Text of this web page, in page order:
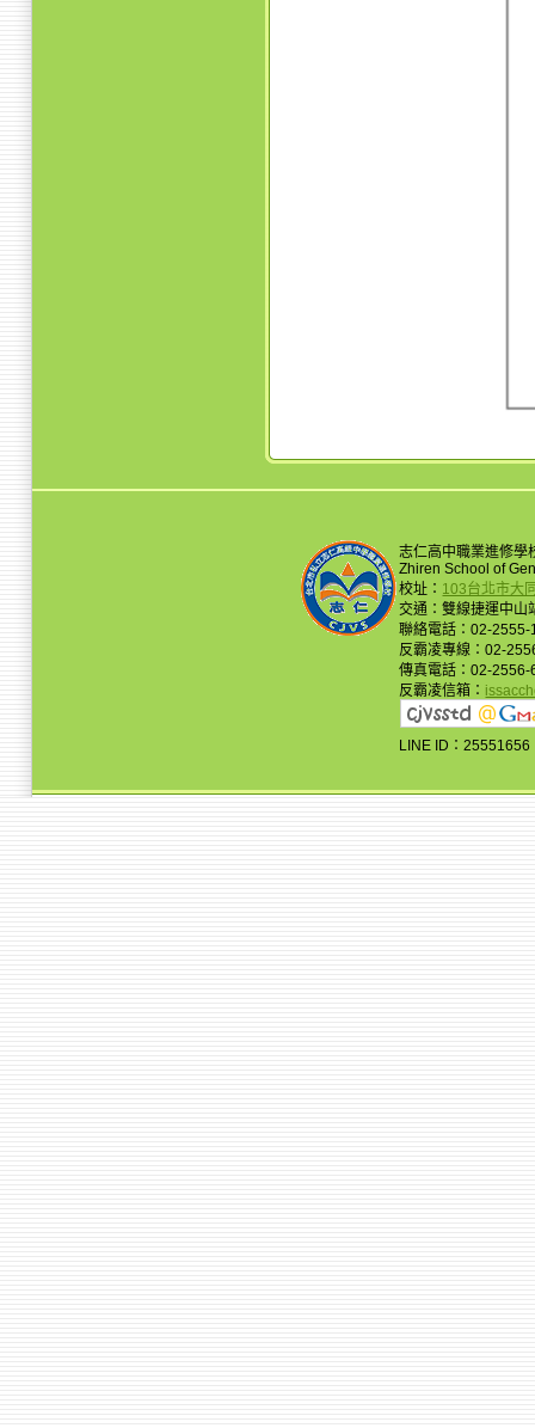
志仁高中職業進修學
Zhiren School of
校址： 103台北市大
交通：雙線捷運中山
聯絡電話：02-2555-
反霸凌專線：02-
傳真電話：02-2556-
反霸凌信箱：
LINE ID：25551656